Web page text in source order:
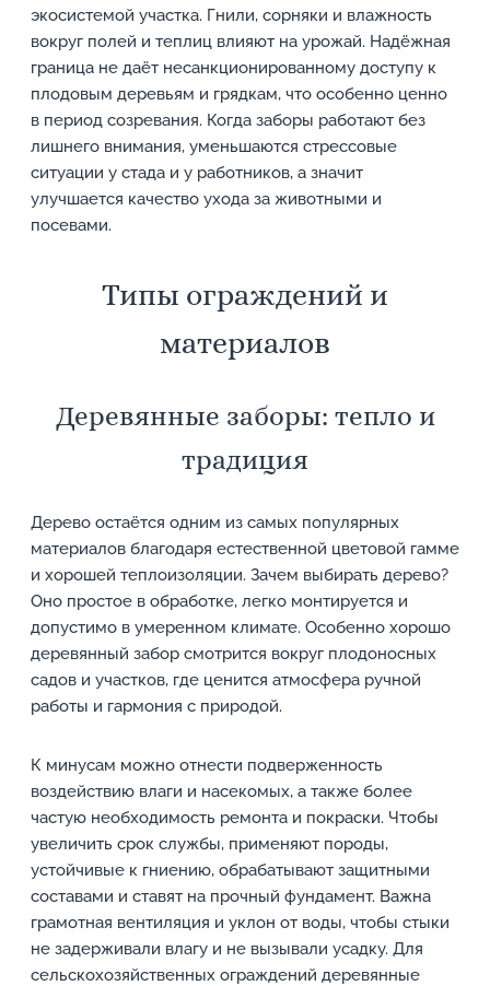
экосистемой участка. Гнили, сорняки и влажность
вокруг полей и теплиц влияют на урожай. Надёжная
граница не даёт несанкционированному доступу к
плодовым деревьям и грядкам, что особенно ценно
в период созревания. Когда заборы работают без
лишнего внимания, уменьшаются стрессовые
ситуации у стада и у работников, а значит
улучшается качество ухода за животными и
посевами.
Типы ограждений и
материалов
Деревянные заборы: тепло и
традиция
Дерево остаётся одним из самых популярных
материалов благодаря естественной цветовой гамме
и хорошей теплоизоляции. Зачем выбирать дерево?
Оно простое в обработке, легко монтируется и
допустимо в умеренном климате. Особенно хорошо
деревянный забор смотрится вокруг плодоносных
садов и участков, где ценится атмосфера ручной
работы и гармония с природой.
К минусам можно отнести подверженность
воздействию влаги и насекомых, а также более
частую необходимость ремонта и покраски. Чтобы
увеличить срок службы, применяют породы,
устойчивые к гниению, обрабатывают защитными
составами и ставят на прочный фундамент. Важна
грамотная вентиляция и уклон от воды, чтобы стыки
не задерживали влагу и не вызывали усадку. Для
сельскохозяйственных ограждений деревянные